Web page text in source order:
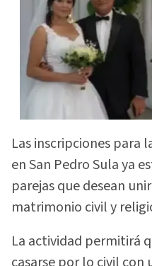
Las inscripciones para
en San Pedro Sula ya
parejas que desean
matrimonio civil y
La actividad permitirá